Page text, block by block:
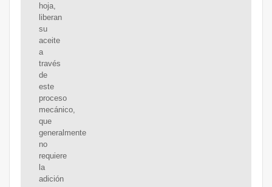
hoja,
liberan
su
aceite
a
través
de
este
proceso
mecánico,
que
generalmente
no
requiere
la
adición